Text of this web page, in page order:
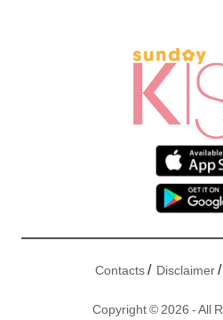
Contacts/ Disclaimer/
Copyright © 2026 - All